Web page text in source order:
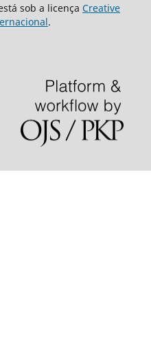
sob a licença Creative
.